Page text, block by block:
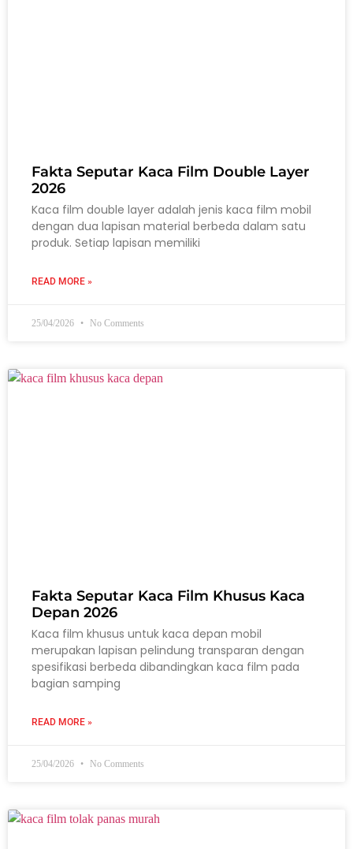
Fakta Seputar Kaca Film Double Layer
2026
Kaca film double layer adalah jenis kaca film mobil
dengan dua lapisan material berbeda dalam satu
produk. Setiap lapisan memiliki
READ MORE »
25/04/2026 No Comments
Fakta Seputar Kaca Film Khusus Kaca
Depan 2026
Kaca film khusus untuk kaca depan mobil
merupakan lapisan pelindung transparan dengan
spesifikasi berbeda dibandingkan kaca film pada
bagian samping
READ MORE »
25/04/2026 No Comments